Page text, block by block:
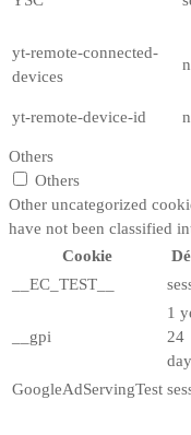
yt-remote-connected-
devices
yt-remote-device-id
Others
Others
Other uncategorized
have not been classified
Cookie
__EC_TEST__
__gpi
1
24
GoogleAdServingTest